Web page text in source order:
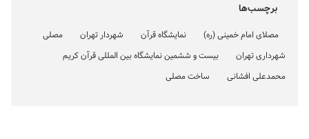
برچسب‌ها
مصلای امام خمینی (ره) نمایشگاه قرآن شهردار تهران
مصلی
شهرداری تهران
بیست و ششمین نمایشگاه بین المللی قرآن کریم
محمدعلی افشانی
ساخت مصلی